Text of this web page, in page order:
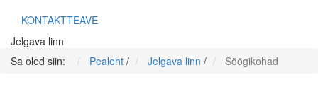
KONTAKTTEAVE
Jelgava linn
Sa oled siin:
Pealeht / Jelgava linn / Söögikohad